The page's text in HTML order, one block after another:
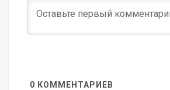
0 КОММЕНТАРИЕВ